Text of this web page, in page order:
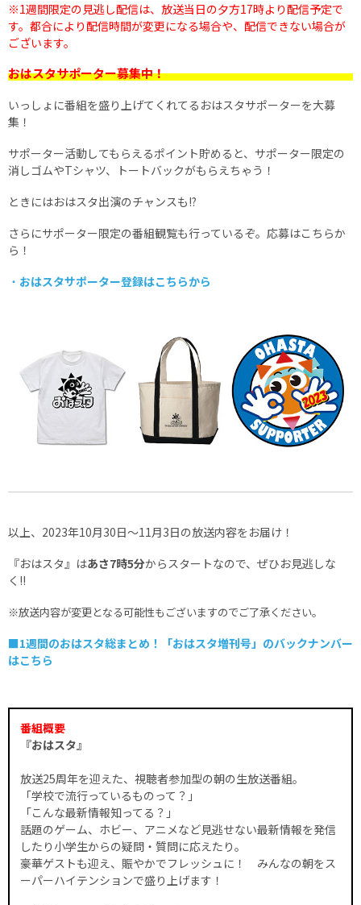
※1週間限定の見逃し配信は、放送当日の夕方17時より配信予定で
す。都合により配信時間が変更になる場合や、配信できない場合が
ございます。
おはスタサポーター募集中！
いっしょに番組を盛り上げてくれてるおはスタサポーターを大募
集！
サポーター活動してもらえるポイント貯めると、サポーター限定の
消しゴムやTシャツ、トートバックがもらえちゃう！
ときにはおはスタ出演のチャンスも!?
さらにサポーター限定の番組観覧も行っているぞ。応募はこちらか
ら！
・ おはスタサポーター登録はこちらから
以上、2023年10月30日～11月3日の放送内容をお届け！
『おはスタ』はあさ7時5分からスタートなので、ぜひお見逃しな
く!!
※放送内容が変更となる可能性もございますのでご了承ください。
■1週間のおはスタ総まとめ！「おはスタ増刊号」のバックナンバー
はこちら
番組概要
『おはスタ』
放送25周年を迎えた、視聴者参加型の朝の生放送番組。
「学校で流行っているものって？」
「こんな最新情報知ってる？」
話題のゲーム、ホビー、アニメなど見逃せない最新情報を発信
したり小学生からの疑問・質問に応えたり。
豪華ゲストも迎え、賑やかでフレッシュに！ みんなの朝をス
ーパーハイテンションで盛り上げます！